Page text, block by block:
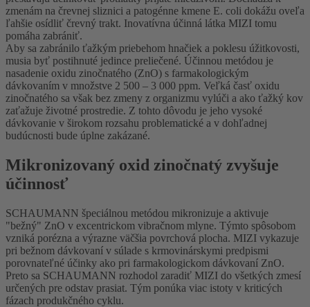
zmenám na črevnej sliznici a patogénne kmene E. coli dokážu oveľa
ľahšie osídliť črevný trakt. Inovatívna účinná látka MIZI tomu
pomáha zabrániť.
Aby sa zabránilo ťažkým priebehom hnačiek a poklesu úžitkovosti,
musia byť postihnuté jedince preliečené. Účinnou metódou je
nasadenie oxidu zinočnatého (ZnO) s farmakologickým
dávkovaním v množstve 2 500 – 3 000 ppm. Veľká časť oxidu
zinočnatého sa však bez zmeny z organizmu vylúči a ako ťažký kov
zaťažuje životné prostredie. Z tohto dôvodu je jeho vysoké
dávkovanie v širokom rozsahu problematické a v dohľadnej
budúcnosti bude úplne zakázané.
Mikronizovaný oxid zinočnatý zvyšuje
účinnosť
SCHAUMANN špeciálnou metódou mikronizuje a aktivuje
"bežný" ZnO v excentrickom vibračnom mlyne. Týmto spôsobom
vzniká porézna a výrazne väčšia povrchová plocha. MIZI vykazuje
pri bežnom dávkovaní v súlade s krmovinárskymi predpismi
porovnateľné účinky ako pri farmakologickom dávkovaní ZnO.
Preto sa SCHAUMANN rozhodol zaradiť MIZI do všetkých zmesí
určených pre odstav prasiat. Tým ponúka viac istoty v kriticých
fázach produkčného cyklu.